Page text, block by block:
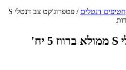
חטיפים דנטלים
/ פטפרוג'קט צב דנטלי S
פטפרוג'קט צב דנטלי S ממולא ברווז 5 יח'